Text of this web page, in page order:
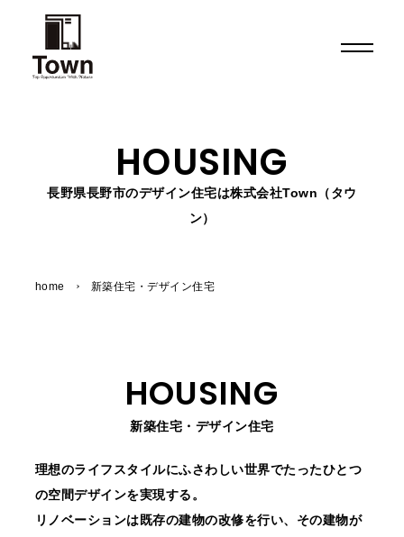
ABOUT US
Townについて
ニュース
CONTACT
お問い合わせ
RECRUIT
採用情報
HOUSING
長野県長野市のデザイン住宅は株式会社Town（タウ
ン）
home 新築住宅・デザイン住宅
HOUSING
新築住宅・デザイン住宅
理想のライフスタイルにふさわしい世界でたったひとつ
の空間デザインを実現する。
リノベーションは既存の建物の改修を行い、その建物が